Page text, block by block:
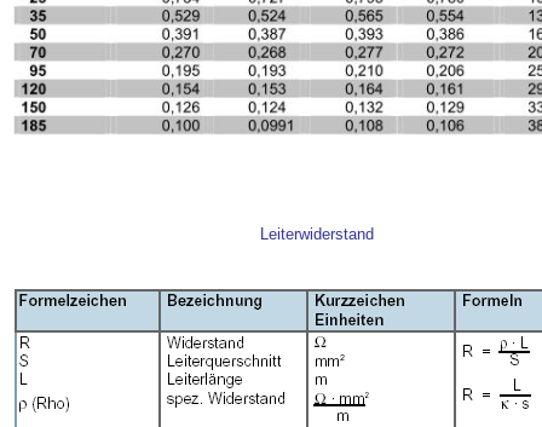
Leiterwiderstand